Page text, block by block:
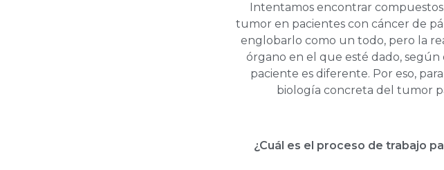
Intentamos encontrar
tumor en pacientes con cáncer de
englobarlo como un todo, pero la
órgano en el que esté dado, según
paciente es diferente. Por eso,
biología concreta del tumor
¿Cuál es el proceso de trabajo